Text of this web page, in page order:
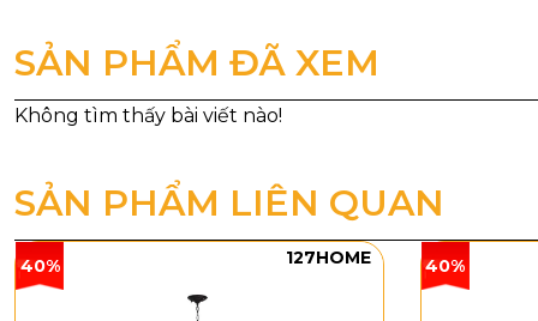
SẢN PHẨM ĐÃ XEM
SẢN PHẨM LIÊN QUAN
40% 127HOME 40%